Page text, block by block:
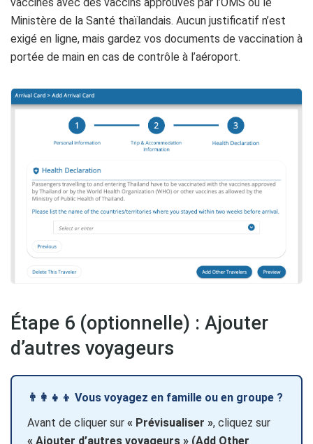
Ministère de la Santé thaïlandais. Aucun justificatif n’est
exigé en ligne, mais gardez vos documents de vaccination à
portée de main en cas de contrôle à l’aéroport.
Étape 6 (optionnelle) : Ajouter
d’autres voyageurs
👨‍👩‍👧‍👦 Vous voyagez en famille ou en groupe ?
Avant de cliquer sur « Prévisualiser », cliquez sur
« Ajouter d’autres voyageurs » (Add Other